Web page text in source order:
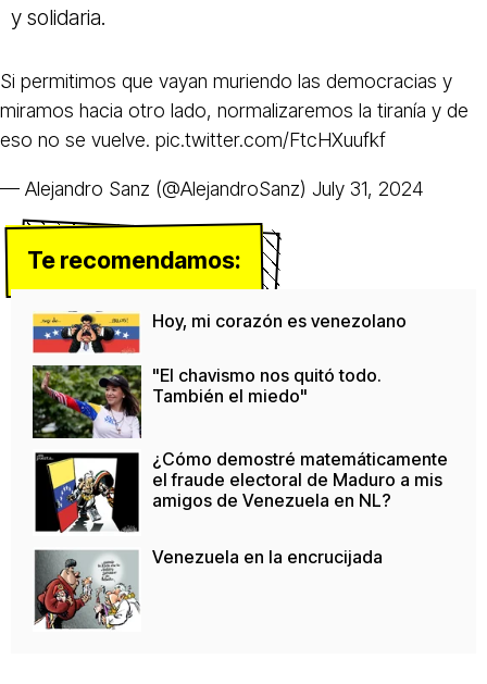
y solidaria.
Si permitimos que vayan muriendo las democracias y
miramos hacia otro lado, normalizaremos la tiranía y de
eso no se vuelve. pic.twitter.com/FtcHXuufkf
— Alejandro Sanz (@AlejandroSanz) July 31, 2024
Te recomendamos:
Hoy, mi corazón es venezolano
"El chavismo nos quitó todo.
También el miedo"
¿Cómo demostré matemáticamente
el fraude electoral de Maduro a mis
amigos de Venezuela en NL?
Venezuela en la encrucijada